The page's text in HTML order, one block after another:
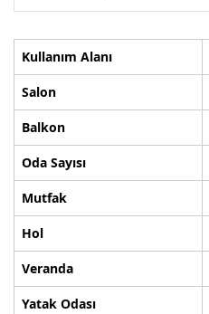
Kullanım Alanı
Salon
Balkon
Oda Sayısı
Mutfak
Hol
Veranda
Yatak Odası